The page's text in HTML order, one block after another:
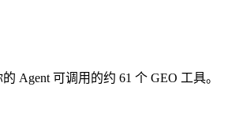
Agent 可调用的约 61 个 GEO 工具。